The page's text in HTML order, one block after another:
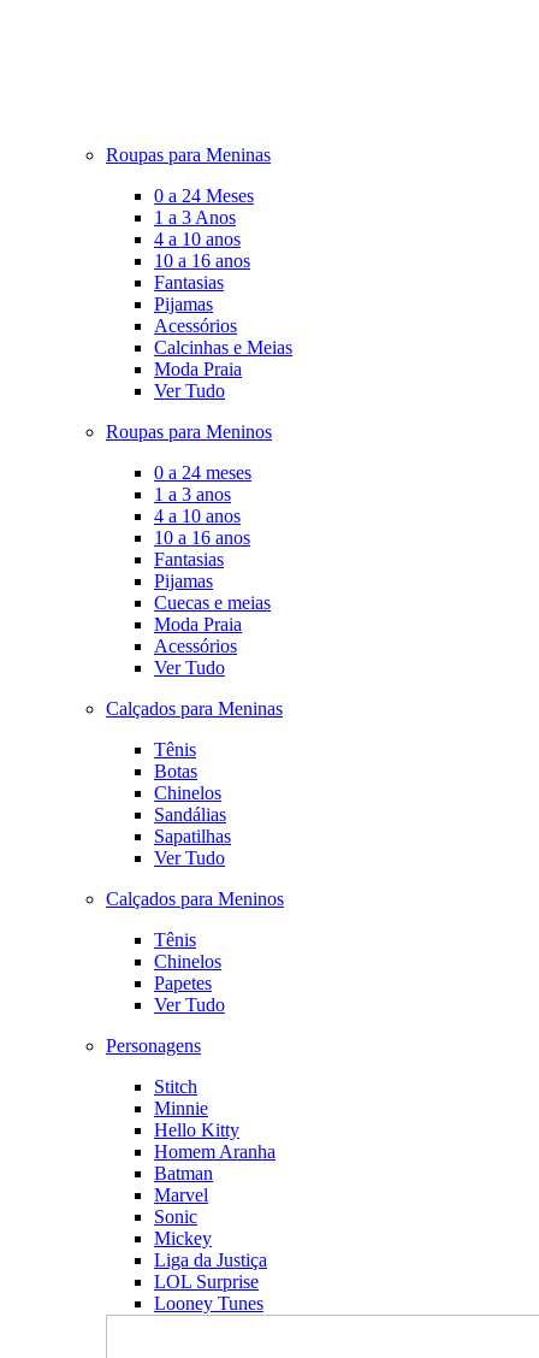
Roupas para Meninas
0 a 24 Meses
1 a 3 Anos
4 a 10 anos
10 a 16 anos
Fantasias
Pijamas
Acessórios
Calcinhas e Meias
Moda Praia
Ver Tudo
Roupas para Meninos
0 a 24 meses
1 a 3 anos
4 a 10 anos
10 a 16 anos
Fantasias
Pijamas
Cuecas e meias
Moda Praia
Acessórios
Ver Tudo
Calçados para Meninas
Tênis
Botas
Chinelos
Sandálias
Sapatilhas
Ver Tudo
Calçados para Meninos
Tênis
Chinelos
Papetes
Ver Tudo
Personagens
Stitch
Minnie
Hello Kitty
Homem Aranha
Batman
Marvel
Sonic
Mickey
Liga da Justiça
LOL Surprise
Looney Tunes